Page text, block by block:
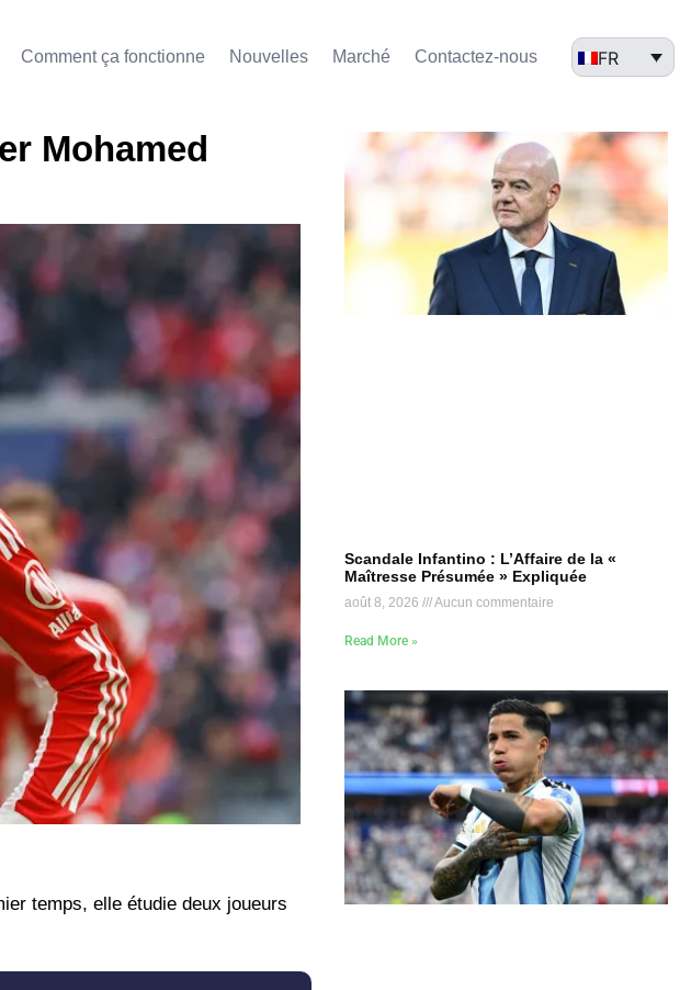
Comment ça fonctionne Nouvelles Marché​ Contactez-nous FR
Mohamed
temps, elle étudie deux joueurs
Scandale Infantino : L’Affaire de la «
Maîtresse Présumée » Expliquée
août 8, 2026 Aucun commentaire
Read More »